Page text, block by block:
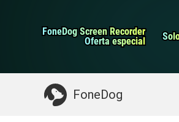
FoneDog Screen Recorder
FoneDog Screen Recorder
Oferta especial
Oferta especial
FoneDog
Limpiador de iPhone
Algo que puede necesitar: